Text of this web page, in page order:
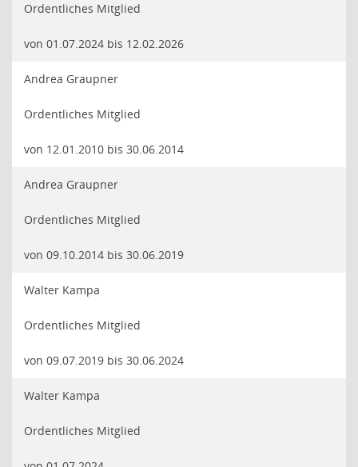
Ordentliches Mitglied
von 01.07.2024 bis 12.02.2026
Andrea Graupner
Ordentliches Mitglied
von 12.01.2010 bis 30.06.2014
Andrea Graupner
Ordentliches Mitglied
von 09.10.2014 bis 30.06.2019
Walter Kampa
Ordentliches Mitglied
von 09.07.2019 bis 30.06.2024
Walter Kampa
Ordentliches Mitglied